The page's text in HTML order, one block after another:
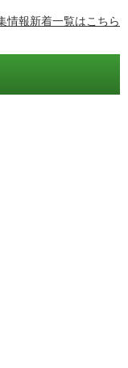
情報新着一覧はこちら